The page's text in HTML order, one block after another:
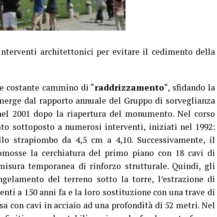
architettonici per evitare il cedimento della
costante cammino di “raddrizzamento“, sfidando la
dal rapporto annuale del Gruppo di sorveglianza
2001 dopo la riapertura del monumento. Nel corso
sottoposto a numerosi interventi, iniziati nel 1992:
strapiombo da 4,5 cm a 4,10. Successivamente, il
la cerchiatura del primo piano con 18 cavi di
temporanea di rinforzo strutturale. Quindi, gli
del terreno sotto la torre, l’estrazione di
a 150 anni fa e la loro sostituzione con una trave di
con cavi in acciaio ad una profondità di 52 metri. Nel